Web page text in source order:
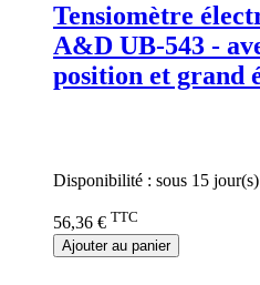
Tensiomètre
A&D UB-543 -
position et grand
Disponibilité : sous 15 jour(s)
56,36 € TTC
Ajouter au panier